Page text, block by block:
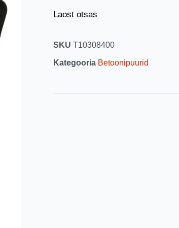
Laost otsas
SKU T10308400
Kategooria Betoonipuurid